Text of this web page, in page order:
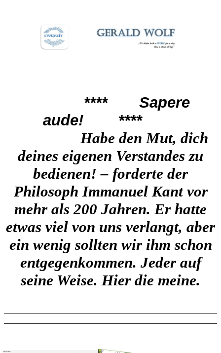
****
Sapere
aude!
****
Habe den Mut, dich
deines eigenen Verstandes zu
bedienen! – forderte der
Philosoph Immanuel Kant vor
mehr als 200 Jahren. Er hatte
etwas viel von uns verlangt, aber
ein wenig sollten wir ihm schon
entgegenkommen. Jeder auf
seine Weise. Hier die meine.